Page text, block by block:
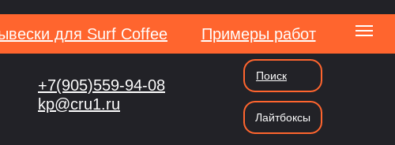
для Surf Coffee Примеры работ
kp@cru1.ru
+7(905)559-94-08
Лайтбоксы
Поиск
kp@cru1.ru